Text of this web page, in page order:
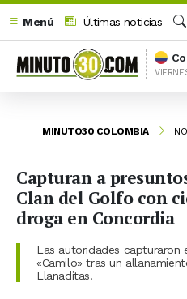
Menú
Últimas noticias
MINUTO30 COLOMBIA
Capturan a
Clan del Golfo con
droga en Concordia
Las autoridades capturaron
«Camilo» tras un
Llanaditas.